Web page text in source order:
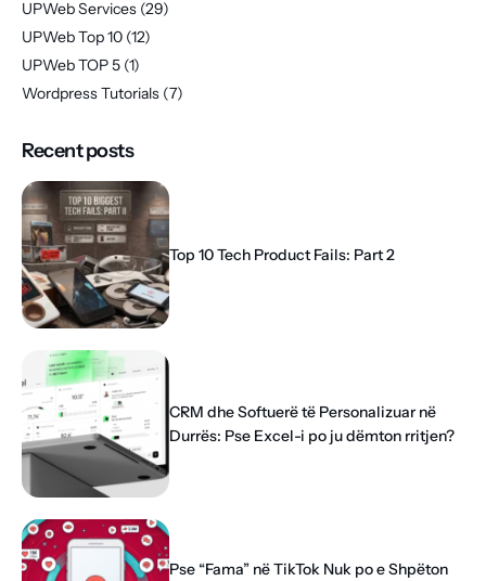
UPWeb Services (29)
UPWeb Top 10 (12)
UPWeb TOP 5 (1)
Wordpress Tutorials (7)
Recent posts
Top 10 Tech Product Fails: Part 2
CRM dhe Softuerë të Personalizuar në
Durrës: Pse Excel-i po ju dëmton rritjen?
Pse “Fama” në TikTok Nuk po e Shpëton